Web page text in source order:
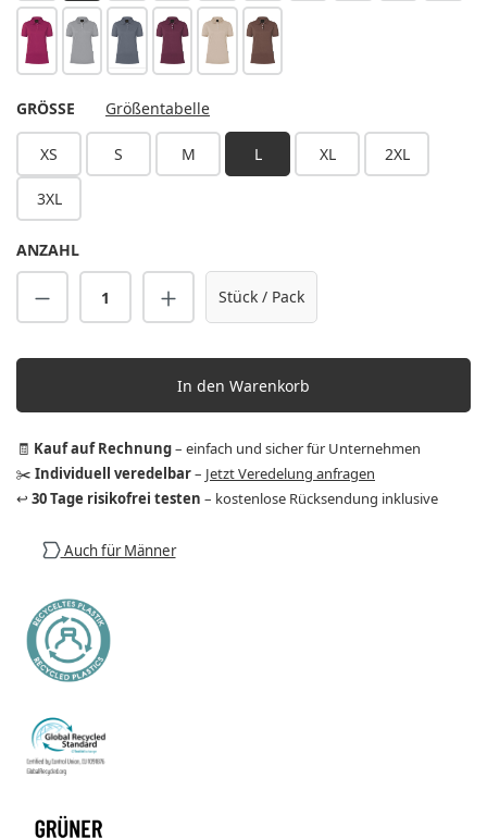
fuchsia platingrauanthrazitauberginesand hellbraun
GRÖSSE AUSWÄHLEN
Größentabelle
XS S M L XL 2XL
3XL
ANZAHL
Produkt Anzahl: Gib den gewünschten
Stück / Pack
In den Warenkorb
🧾 Kauf auf Rechnung– einfach und sicher für Unternehmen
✂️ Individuell veredelbar– Jetzt Veredelung anfragen
↩️ 30 Tage risikofrei testen – kostenlose Rücksendung inklusive
Auch für Männer